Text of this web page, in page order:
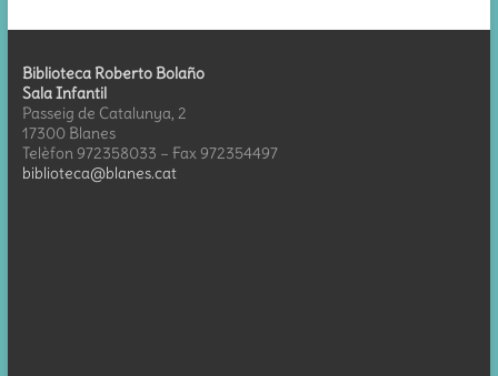
Biblioteca Roberto Bolaño
Sala Infantil
Passeig de Catalunya, 2
17300 Blanes
Telèfon 972358033 – Fax 972354497
biblioteca@blanes.cat